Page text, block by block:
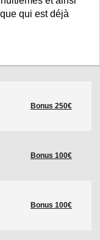
qui est déjà
Bonus 250€
Bonus 100€
Bonus 100€